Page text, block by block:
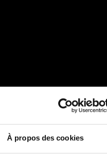
À propos des cookies